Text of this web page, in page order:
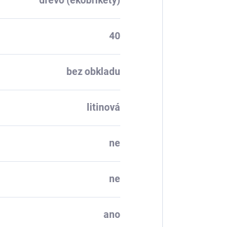
40
bez obkladu
litinová
ne
ne
ano